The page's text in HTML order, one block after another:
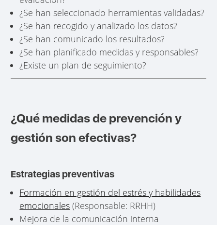
¿Se han seleccionado herramientas validadas?
¿Se han recogido y analizado los datos?
¿Se han comunicado los resultados?
¿Se han planificado medidas y responsables?
¿Existe un plan de seguimiento?
¿Qué medidas de prevención y
gestión son efectivas?
Estrategias preventivas
Formación en gestión del estrés y habilidades
emocionales (Responsable: RRHH)
Mejora de la comunicación interna